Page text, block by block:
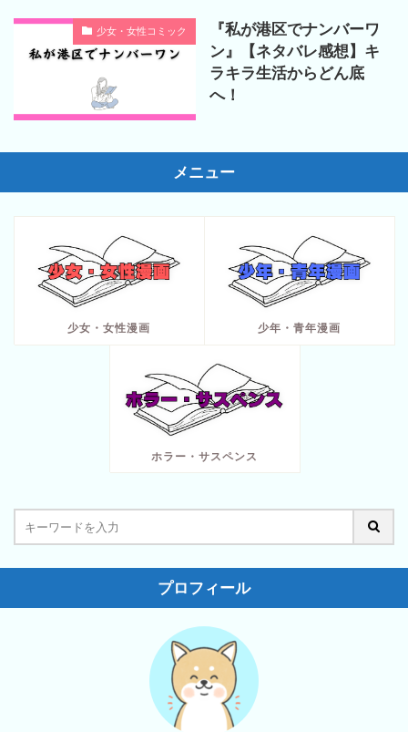
少女・女性コミック
『私が港区でナンバーワ
ン』【ネタバレ感想】キ
ラキラ生活からどん底
へ！
メニュー
少女・女性漫画 少年・青年漫画
ホラー・サスペンス
プロフィール